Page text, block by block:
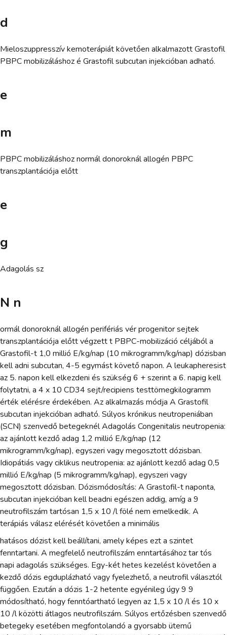
d
Mieloszuppresszív kemoterápiát követően alkalmazott Grastofil
PBPC mobilizáláshoz é Grastofil subcutan injekcióban adható.
e
m
PBPC mobilizáláshoz normál donoroknál allogén PBPC
transzplantációja előtt
e
g
Adagolás sz
N n
ormál donoroknál allogén perifériás vér progenitor sejtek
transzplantációja előtt végzett t PBPC-mobilizáció céljából a
Grastofil-t 1,0 millió E/kg/nap (10 mikrogramm/kg/nap) dózisban
kell adni subcutan, 4-5 egymást követő napon. A leukapheresist
az 5. napon kell elkezdeni és szükség 6 + szerint a 6. napig kell
folytatni, a 4 x 10 CD34 sejt/recipiens testtömegkilogramm
érték elérésre érdekében. Az alkalmazás módja A Grastofil
subcutan injekcióban adható. Súlyos krónikus neutropeniában
(SCN) szenvedő betegeknél Adagolás Congenitalis neutropenia:
az ajánlott kezdő adag 1,2 millió E/kg/nap (12
mikrogramm/kg/nap), egyszeri vagy megosztott dózisban.
Idiopátiás vagy ciklikus neutropenia: az ajánlott kezdő adag 0,5
millió E/kg/nap (5 mikrogramm/kg/nap), egyszeri vagy
megosztott dózisban. Dózismódosítás: A Grastofil-t naponta,
subcutan injekcióban kell beadni egészen addig, amíg a 9
neutrofilszám tartósan 1,5 x 10 /l fölé nem emelkedik. A
terápiás válasz elérését követően a minimális
hatásos dózist kell beállítani, amely képes ezt a szintet
fenntartani. A megfelelő neutrofilszám enntartásához tar tós
napi adagolás szükséges. Egy-két hetes kezelést követően a
kezdő dózis egduplázható vagy fyelezhető, a neutrofil választól
függően. Ezután a dózis 1-2 hetente egyénileg úgy 9 9
módosítható, hogy fenntóartható legyen az 1,5 x 10 /l és 10 x
10 /l közötti átlagos neutrofilszám. Súlyos ertőzésben szenvedő
betegeky esetében megfontolandó a gyorsabb ütemű